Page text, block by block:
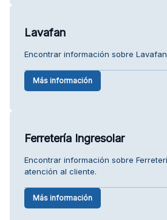
Lavafan
Encontrar información sobre
Más información
Ferretería Ingresolar
Encontrar información sobre
atención al cliente.
Más información